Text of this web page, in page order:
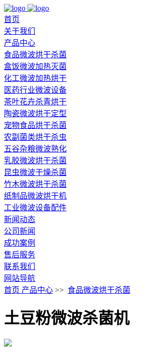
首页
关于我们
产品中心
食品微波烘干杀菌
盒饭微波加热灭菌
化工微波加热烘干
医药行业微波设备
茶叶花卉杀青烘干
陶瓷微波烘干定型
宠物食品烘干杀菌
农副菌类烘干杀虫
五谷杂粮微波熟化
乳胶微波烘干杀菌
昆虫微波干燥杀菌
竹木微波烘干杀菌
纸制品微波烘干机
工业微波设备配件
新闻动态
公司新闻
成功案例
售后服务
联系我们
网站导航
首页 产品中心 >> 食品微波烘干杀菌
土豆粉微波杀菌机